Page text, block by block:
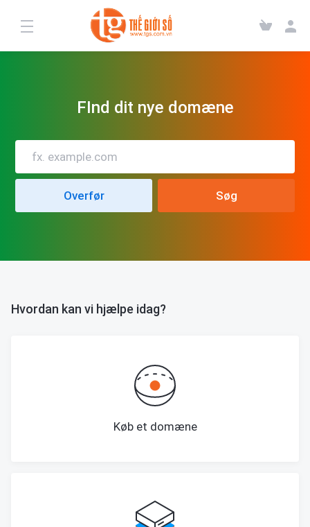
FInd dit nye domæne
Hvordan kan vi hjælpe idag?
Køb et domæne